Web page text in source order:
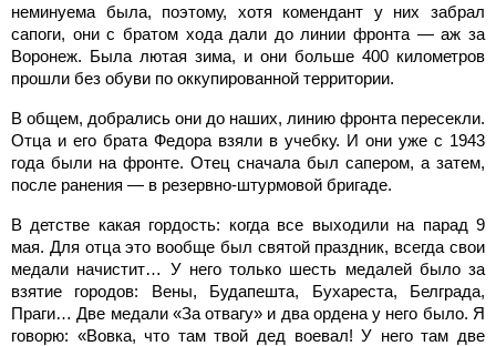
неминуема была, поэтому, хотя комендант у них забрал
сапоги, они с братом хода дали до линии фронта — аж за
Воронеж. Была лютая зима, и они больше 400 километров
прошли без обуви по оккупированной территории.
В общем, добрались они до наших, линию фронта пересекли.
Отца и его брата Федора взяли в учебку. И они уже с 1943
года были на фронте. Отец сначала был сапером, а затем,
после ранения — в резервно-штурмовой бригаде.
В детстве какая гордость: когда все выходили на парад 9
мая. Для отца это вообще был святой праздник, всегда свои
медали начистит… У него только шесть медалей было за
взятие городов: Вены, Будапешта, Бухареста, Белграда,
Праги… Две медали «За отвагу» и два ордена у него было. Я
говорю: «Вовка, что там твой дед воевал! У него там две